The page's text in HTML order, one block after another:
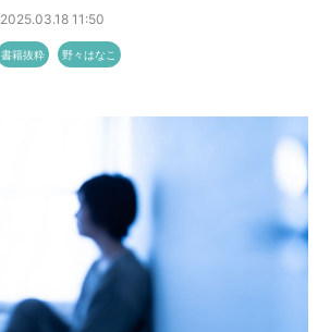
2025.03.18 11:50
書籍抜粋 野々はなこ